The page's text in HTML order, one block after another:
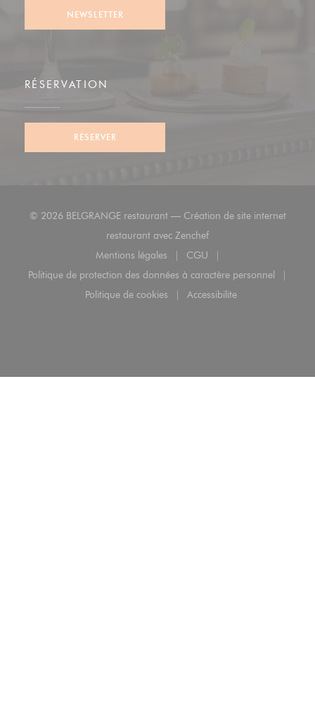
NEWSLETTER
RÉSERVATION
RÉSERVER
© 2026 BELGRANGE restaurant — Création de site internet
restaurant avec Zenchef((ouvre une nouvelle
Mentions légales
((ouvre une nouvelle fenêtre))
CGU
((ouvre une nouvelle
Politique de protection des données à caractère personnel
((ouvre une nouvelle fenêtre))
Politique de cookies
((ouvre une nouvelle fenêtre))
Accessibilite